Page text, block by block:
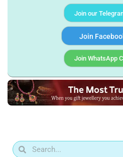
Join our
Join
Join WhatsApp